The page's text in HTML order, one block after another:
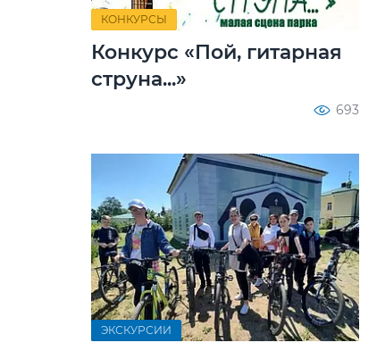
КОНКУРСЫ
Конкурс «Пой, гитарная
струна...»
693
ЭКСКУРСИИ